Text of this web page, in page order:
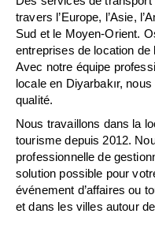
travers l’Europe, l’Asie,
Sud et le Moyen-Orient.
entreprises de location
Avec notre équipe
locale en Diyarbakır,
qualité.
Nous travaillons dans la
tourisme depuis 2012.
professionnelle de
solution possible pour
événement d’affaires ou
et dans les villes autour